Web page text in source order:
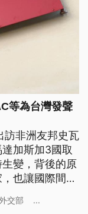
等為台灣發聲
訪非洲友邦史瓦
加斯加3國取
變，背後的原
也讓國際間紛
國邦誼不會受
交部 ...